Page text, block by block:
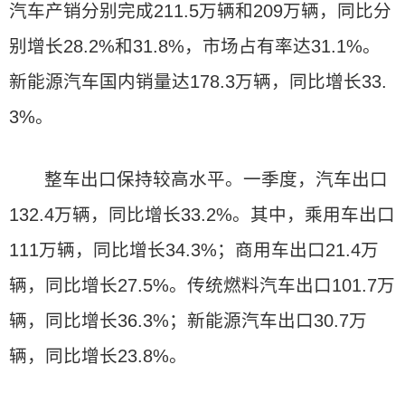
汽车产销分别完成211.5万辆和209万辆，同比分
别增长28.2%和31.8%，市场占有率达31.1%。
新能源汽车国内销量达178.3万辆，同比增长33.
3%。
整车出口保持较高水平。一季度，汽车出口
132.4万辆，同比增长33.2%。其中，乘用车出口
111万辆，同比增长34.3%；商用车出口21.4万
辆，同比增长27.5%。传统燃料汽车出口101.7万
辆，同比增长36.3%；新能源汽车出口30.7万
辆，同比增长23.8%。